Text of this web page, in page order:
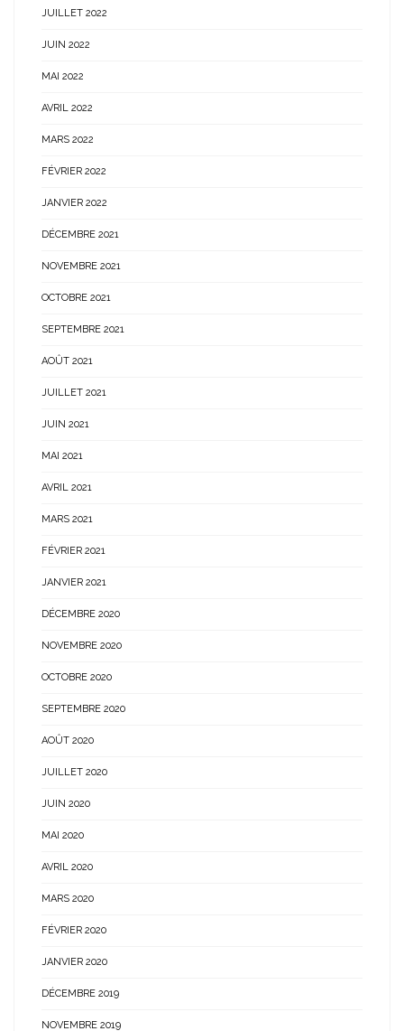
JUILLET 2022
JUIN 2022
MAI 2022
AVRIL 2022
MARS 2022
FÉVRIER 2022
JANVIER 2022
DÉCEMBRE 2021
NOVEMBRE 2021
OCTOBRE 2021
SEPTEMBRE 2021
AOÛT 2021
JUILLET 2021
JUIN 2021
MAI 2021
AVRIL 2021
MARS 2021
FÉVRIER 2021
JANVIER 2021
DÉCEMBRE 2020
NOVEMBRE 2020
OCTOBRE 2020
SEPTEMBRE 2020
AOÛT 2020
JUILLET 2020
JUIN 2020
MAI 2020
AVRIL 2020
MARS 2020
FÉVRIER 2020
JANVIER 2020
DÉCEMBRE 2019
NOVEMBRE 2019